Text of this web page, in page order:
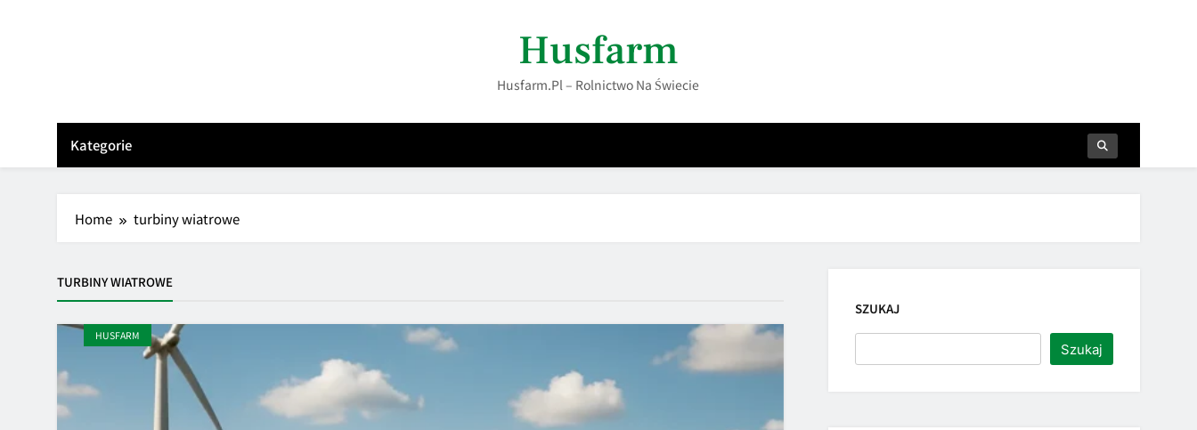
Husfarm
Husfarm.pl – Rolnictwo Na Świecie
Kategorie
Home turbiny wiatrowe
TURBINY WIATROWE
HUSFARM
SZUKAJ
Szukaj